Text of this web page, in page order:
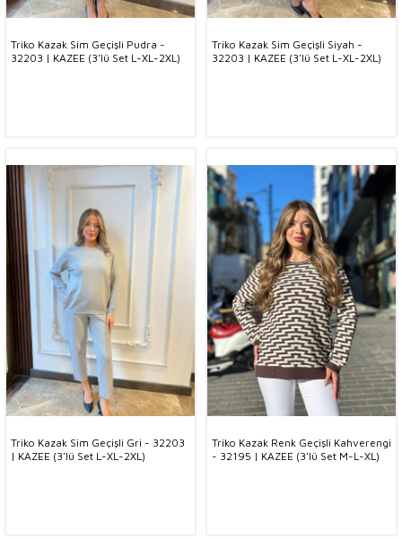
Triko Kazak Sim Geçişli Pudra -
32203 | KAZEE (3'lü Set L-XL-2XL)
Triko Kazak Sim Geçişli Siyah -
32203 | KAZEE (3'lü Set L-XL-2XL)
Triko Kazak Sim Geçişli Gri - 32203
| KAZEE (3'lü Set L-XL-2XL)
Triko Kazak Renk Geçişli Kahverengi
- 32195 | KAZEE (3'lü Set M-L-XL)